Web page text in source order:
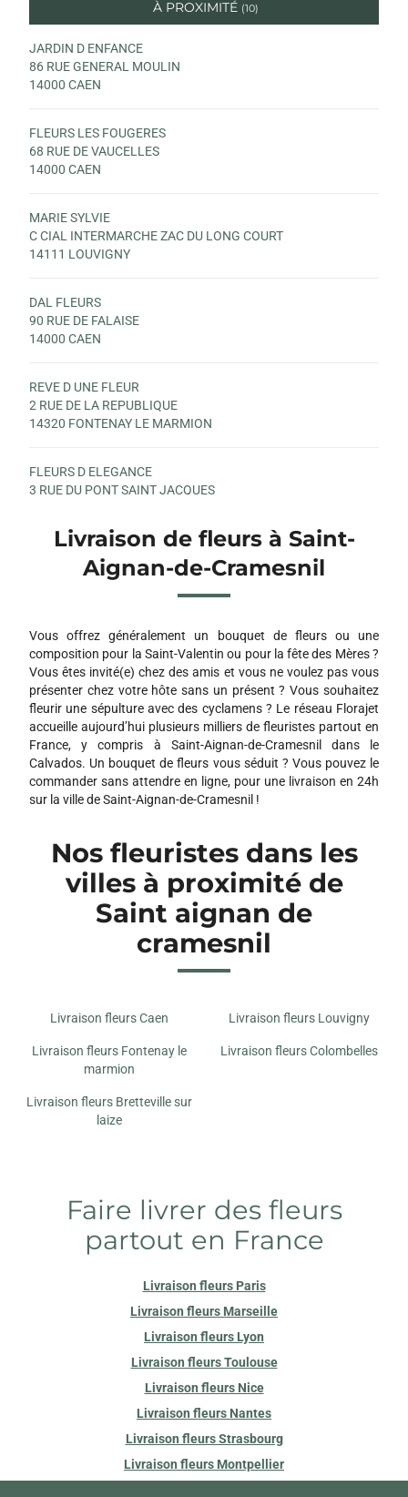
À PROXIMITÉ (10)
JARDIN D ENFANCE
86 RUE GENERAL MOULIN
14000 CAEN
FLEURS LES FOUGERES
68 RUE DE VAUCELLES
14000 CAEN
MARIE SYLVIE
C CIAL INTERMARCHE ZAC DU LONG COURT
14111 LOUVIGNY
DAL FLEURS
90 RUE DE FALAISE
14000 CAEN
REVE D UNE FLEUR
2 RUE DE LA REPUBLIQUE
14320 FONTENAY LE MARMION
FLEURS D ELEGANCE
3 RUE DU PONT SAINT JACQUES
AUX FLEURS DES ANGES
11-13 AVENUE LEON BLUM
SENTEUR FLORALE
3 RUE DU GENERAL LECLERC
14680 BRETTEVILLE SUR LAIZE
O FLEURS DE NATH
110 RUE SAINT JEAN
14000 CAEN
14000 CAEN
Livraison de fleurs à Saint-
Aignan-de-Cramesnil
Vous offrez généralement un bouquet de fleurs ou une
composition pour la Saint-Valentin ou pour la fête des Mères ?
Vous êtes invité(e) chez des amis et vous ne voulez pas vous
présenter chez votre hôte sans un présent ? Vous souhaitez
fleurir une sépulture avec des cyclamens ? Le réseau Florajet
accueille aujourd’hui plusieurs milliers de fleuristes partout en
France, y compris à Saint-Aignan-de-Cramesnil dans le
Calvados. Un bouquet de fleurs vous séduit ? Vous pouvez le
commander sans attendre en ligne, pour une livraison en 24h
sur la ville de Saint-Aignan-de-Cramesnil !
Nos fleuristes dans les
villes à proximité de
Saint aignan de
cramesnil
Livraison fleurs Caen Livraison fleurs Louvigny
Livraison fleurs Fontenay le
marmion
Livraison fleurs Colombelles
Livraison fleurs Bretteville sur
laize
Faire livrer des fleurs
partout en France
Livraison fleurs Paris
Livraison fleurs Marseille
Livraison fleurs Lyon
Livraison fleurs Toulouse
Livraison fleurs Nice
Livraison fleurs Nantes
Livraison fleurs Strasbourg
Livraison fleurs Montpellier